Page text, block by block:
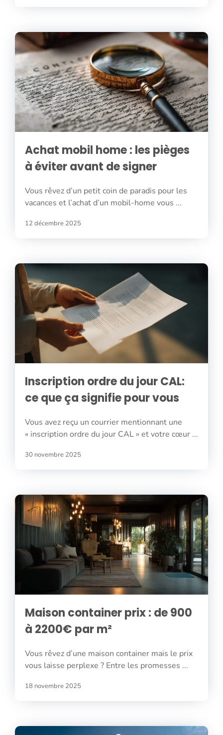
Achat mobil home : les pièges
à éviter avant de signer
Vous rêvez d’un petit coin de paradis pour les
vacances et l’achat d’un mobil-home vous ...
12 décembre 2025
Inscription ordre du jour CAL:
ce que ça signifie pour vous
Vous avez reçu un courrier mentionnant une
« inscription ordre du jour CAL » et votre cœur ...
30 novembre 2025
Maison container prix : de 900
à 2200€ par m²
Vous rêvez d’une maison container mais le prix
vous laisse perplexe ? Entre les promesses ...
18 novembre 2025